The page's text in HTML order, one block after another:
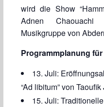
wird die Show
Adnen
Musikgruppe von
Programmplanung
13. Juli:
“Ad libitum” von
15. Juli: